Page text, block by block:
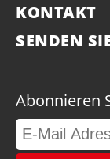
KONTAKT
SENDEN
Abonnieren